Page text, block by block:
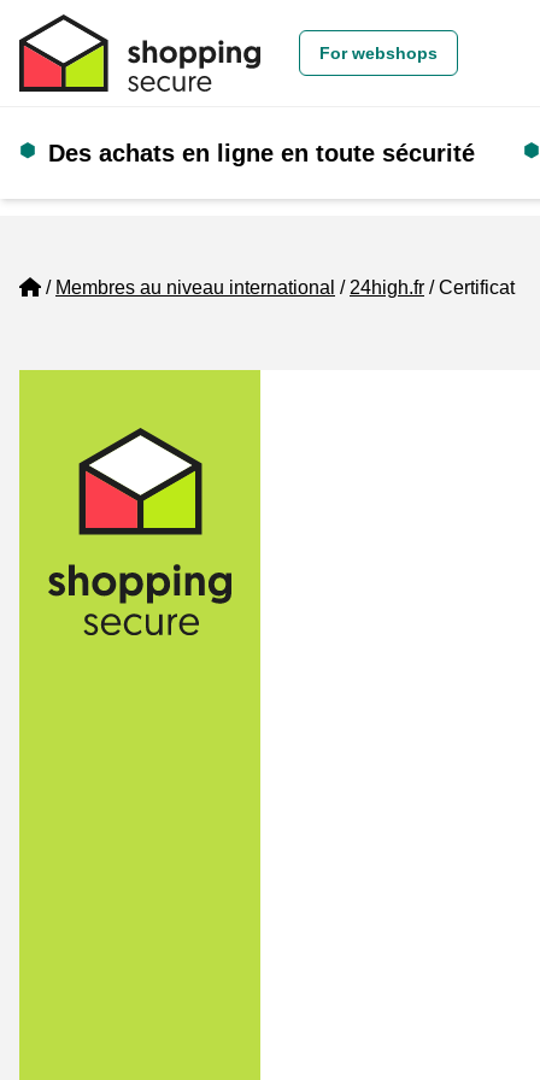
For webshops
Des achats en ligne en toute sécurité
Home
Membres au niveau international 24high.fr Certificat